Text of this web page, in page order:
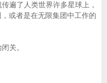
遍了人类世界许多星球上，
或者是在无限集团中工作的
关。